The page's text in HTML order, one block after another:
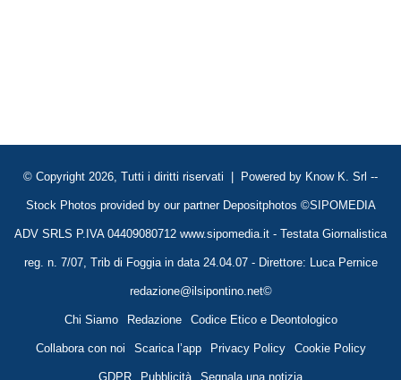
© Copyright 2026, Tutti i diritti riservati | Powered by Know K. Srl --
Stock Photos provided by our partner Depositphotos ©SIPOMEDIA
ADV SRLS P.IVA 04409080712 www.sipomedia.it - Testata Giornalistica
reg. n. 7/07, Trib di Foggia in data 24.04.07 - Direttore: Luca Pernice
redazione@ilsipontino.net©
Chi Siamo Redazione Codice Etico e Deontologico
Collabora con noi Scarica l’app Privacy Policy Cookie Policy
GDPR Pubblicità Segnala una notizia